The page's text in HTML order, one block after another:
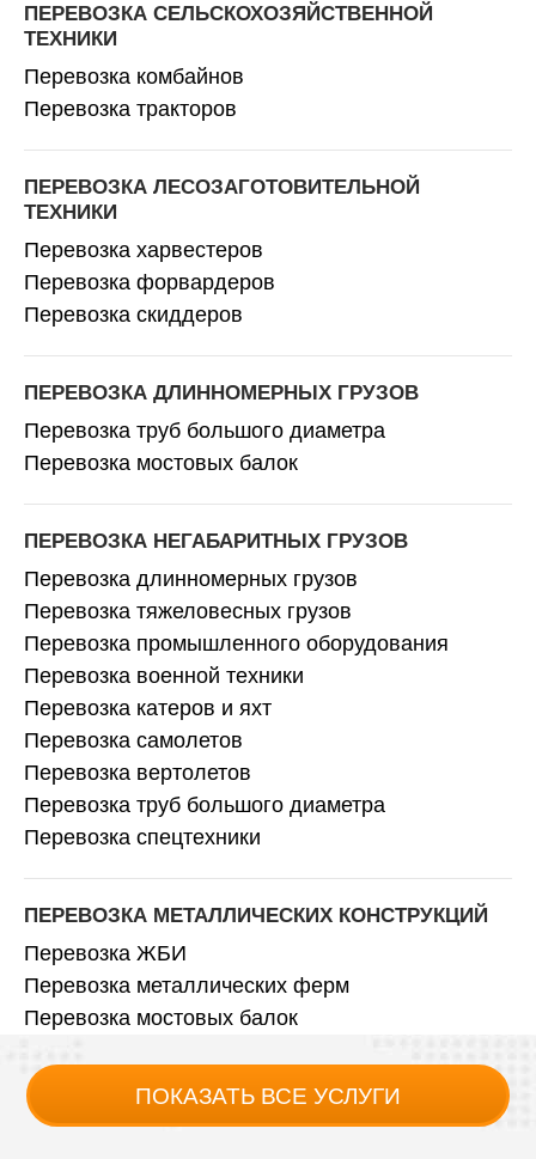
ПЕРЕВОЗКА СЕЛЬСКОХОЗЯЙСТВЕННОЙ
ТЕХНИКИ
Перевозка комбайнов
Перевозка тракторов
ПЕРЕВОЗКА ЛЕСОЗАГОТОВИТЕЛЬНОЙ
ТЕХНИКИ
Перевозка харвестеров
Перевозка форвардеров
Перевозка скиддеров
ПЕРЕВОЗКА ДЛИННОМЕРНЫХ ГРУЗОВ
Перевозка труб большого диаметра
Перевозка мостовых балок
ПЕРЕВОЗКА НЕГАБАРИТНЫХ ГРУЗОВ
Перевозка длинномерных грузов
Перевозка тяжеловесных грузов
Перевозка промышленного оборудования
Перевозка военной техники
Перевозка катеров и яхт
Перевозка самолетов
Перевозка вертолетов
Перевозка труб большого диаметра
Перевозка спецтехники
ПЕРЕВОЗКА МЕТАЛЛИЧЕСКИХ КОНСТРУКЦИЙ
Перевозка ЖБИ
Перевозка металлических ферм
Перевозка мостовых балок
ПОКАЗАТЬ ВСЕ УСЛУГИ